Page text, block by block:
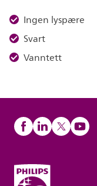
Ingen lyspære
Svart
Vanntett